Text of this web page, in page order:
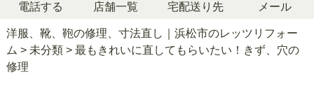
電話する 店舗一覧 宅配送り先 メール
洋服、靴、鞄の修理、寸法直し｜浜松市のレッツリフォー
ム > 未分類> 最もきれいに直してもらいたい！きず、穴の
修理